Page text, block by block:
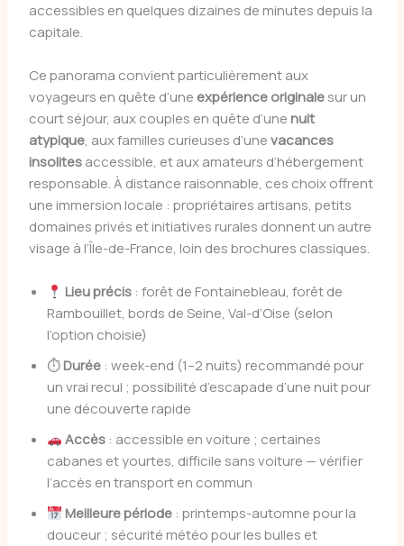
accessibles en quelques dizaines de minutes depuis la
capitale.
Ce panorama convient particulièrement aux
voyageurs en quête d’une expérience originalesur un
court séjour, aux couples en quête d’une nuit
atypique, aux familles curieuses d’unevacances
insolitesaccessible, et aux amateurs d’hébergement
responsable. À distance raisonnable, ces choix offrent
une immersion locale : propriétaires artisans, petits
domaines privés et initiatives rurales donnent un autre
visage à l’Île-de-France, loin des brochures classiques.
Lieu précis : forêt de Fontainebleau, forêt de
Rambouillet, bords de Seine, Val-d’Oise (selon
l’option choisie)
⏱Durée : week-end (1–2 nuits) recommandé pour
un vrai recul ; possibilité d’escapade d’une nuit pour
une découverte rapide
Accès : accessible en voiture ; certaines
cabanes et yourtes, difficile sans voiture — vérifier
l’accès en transport en commun
Meilleure période : printemps-automne pour la
douceur ; sécurité météo pour les bulles et